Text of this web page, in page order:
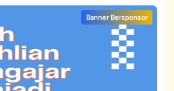
Banner Bersponsor